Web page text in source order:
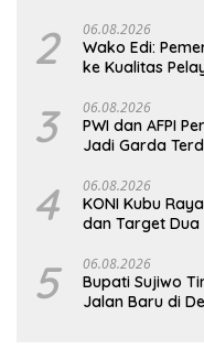
2 06.08.2026
Wako Edi:
ke Kualitas
3 06.08.2026
PWI dan AFPI
Jadi Garda
4 06.08.2026
KONI Kubu
dan Target Dua
5 06.08.2026
Bupati Sujiwo
Jalan Baru di